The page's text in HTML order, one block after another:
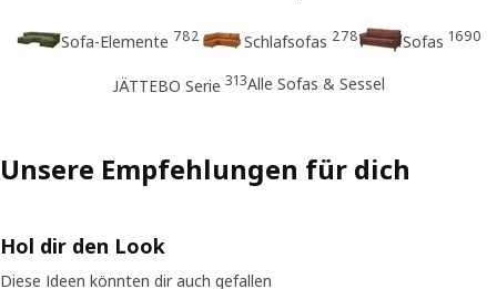
Sofa-Elemente 782 Schlafsofas 278 Sofas 1690
JÄTTEBO Serie 313Alle Sofas & Sessel
Unsere Empfehlungen für dich
Hol dir den Look
Diese Ideen könnten dir auch gefallen